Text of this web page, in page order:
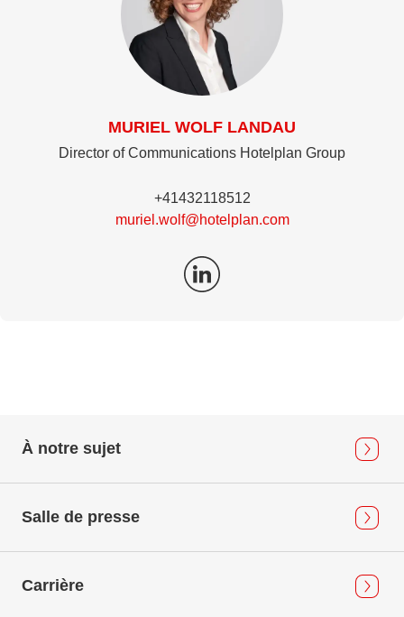
MURIEL WOLF LANDAU
Director of Communications Hotelplan Group
+41432118512
muriel.wolf@hotelplan.com
À notre sujet
Salle de presse
Carrière